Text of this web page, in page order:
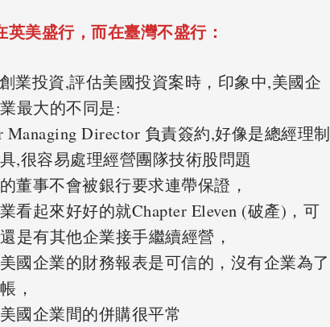
美盛行，而在臺灣不盛行：
投資,評估美國投資案時，印象中,美國企
最大的不同是:
Director 負責簽約,好像是總經理制
,很容易處理經營團隊技術股問題
董事不會被銀行要求連帶保證，
看起來好好的就Chapter Eleven (破產)，可
是有其他企業接手繼續經營，
國企業的財務報表是可信的，沒有企業為了
，
國企業間的併購很平常